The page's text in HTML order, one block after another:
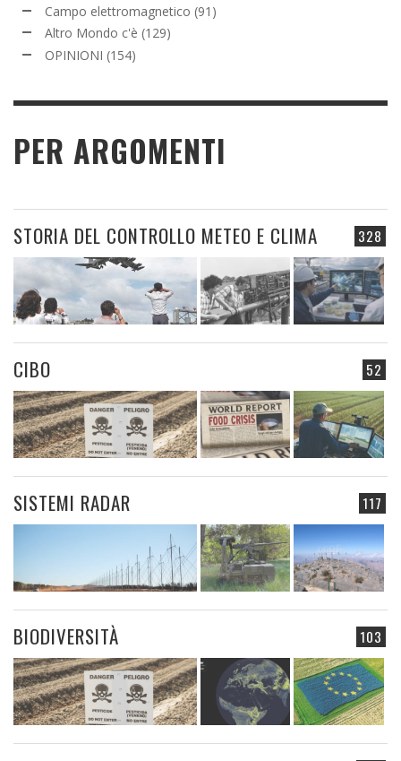
Campo elettromagnetico (91)
Altro Mondo c'è (129)
OPINIONI (154)
PER ARGOMENTI
328
STORIA DEL CONTROLLO METEO E CLIMA
52
CIBO
117
SISTEMI RADAR
103
BIODIVERSITÀ